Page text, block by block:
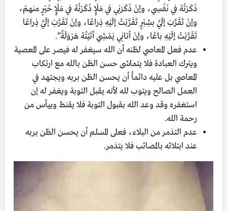
ذَكَرْتُهُ في نَفْسِي، وإنْ ذَكَرَنِي في مَلَإٍ ذَكَرْتُهُ في مَلَإٍ خَيْرٍ منهمْ،
وإنْ تَقَرَّبَ إلَيَّ بشِبْرٍ تَقَرَّبْتُ إلَيْهِ ذِراعًا، وإنْ تَقَرَّبَ إلَيَّ ذِراعًا
تَقَرَّبْتُ إلَيْهِ باعًا، وإنْ أتانِي يَمْشِي أتَيْتُهُ هَرْوَلَةً”.
عدم فعل المعاصي لظنه أن الله سيغفر له فيصر على المعصية
ويترك العبادة فلا يتماشى حسن الظن بالله مع ارتكاب
المعاصي بل عليه دائماً أن يحسن الظن بربه ويجتهد في
العمل الصالح ويتوب لله لأنه يقبل التوبة ويغفر له إن
استغفره وقد وعد الله بقبول التوبة فلا يقنط وييأس من
رحمة الله.
عدم التذمر من البلاء، فعلى المسلم أن يحسن الظن بربه
عند ابتلائه بالمصائب فلا يتذمر.